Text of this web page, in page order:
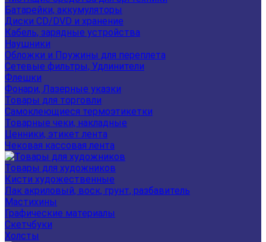
Батарейки, аккумуляторы
Диски CD/DVD и хранение
Кабель, зарядные устройства
Наушники
Обложки и Пружины для переплета
Сетевые фильтры, Удлинители
Флешки
Фонари, Лазерные указки
Товары для торговли
Самоклеющиеся термоэтикетки
Товарные чеки, накладные
Ценники, этикет лента
Чековая кассовая лента
Товары для художников
Кисти художественные
Лак акриловый, воск, грунт, разбавитель
Мастихины
Графические материалы
Скетчбуки
Холсты